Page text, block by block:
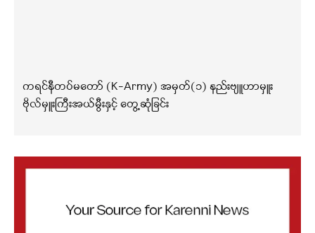
ကရင်နီတပ်မတော် (K-Army) အမှတ်(၁) နည်းဗျူဟာမှူး
ဗိုလ်မှူးကြီးအယ်မွီးနှင့် တွေ့ဆုံခြင်း